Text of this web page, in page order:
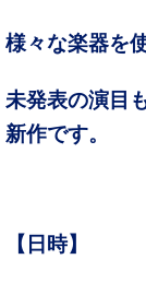
様々な楽器を
未発表の演目
新作です。
【日時】